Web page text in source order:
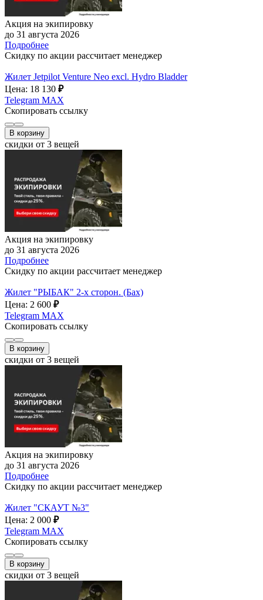
Акция на экипировку
до 31 августа 2026
Подробнее
Скидку по акции рассчитает менеджер
Жилет Jetpilot Venture Neo excl. Hydro Bladder
Цена: 18 130 ₽
Telegram MAX
Скопировать ссылку
В корзину
скидки от 3 вещей
Акция на экипировку
до 31 августа 2026
Подробнее
Скидку по акции рассчитает менеджер
Жилет "РЫБАК" 2-х сторон. (Бах)
Цена: 2 600 ₽
Telegram MAX
Скопировать ссылку
В корзину
скидки от 3 вещей
Акция на экипировку
до 31 августа 2026
Подробнее
Скидку по акции рассчитает менеджер
Жилет "СКАУТ №3"
Цена: 2 000 ₽
Telegram MAX
Скопировать ссылку
В корзину
скидки от 3 вещей